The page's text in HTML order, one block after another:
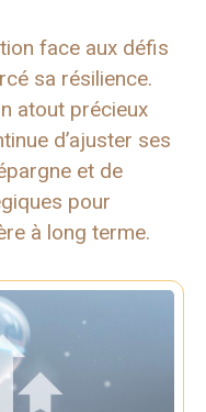
face aux défis
sa résilience.
atout précieux
d’ajuster ses
et de
pour
à long terme.